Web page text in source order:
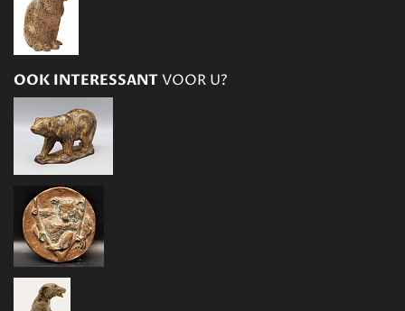
OOK INTERESSANTVOOR U?